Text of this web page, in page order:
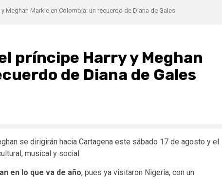
Meghan Markle en Colombia: un recuerdo de Diana de Gales
príncipe Harry y Meghan
de Diana de Gales
se dirigirán hacia Cartagena este sábado 17 de agosto y el
musical y social.
en lo que va de año, pues ya visitaron Nigeria, con un